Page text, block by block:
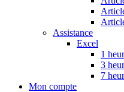
Assistance
Excel
1
3
7
Mon compte